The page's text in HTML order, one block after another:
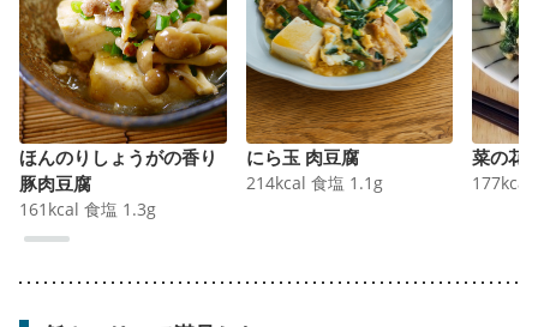
ほんのりしょうがの香り
豚肉豆腐
161 kcal 食塩 1.3g
にら玉 肉豆腐
214kcal 食塩 1.1 g
菜の花
177kcal